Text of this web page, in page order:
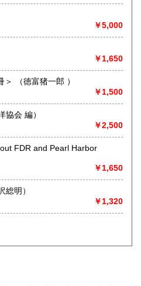
古典籍、趣味
￥5,000
￥1,650
国民的教養 ＜蘇峰叢書 第9冊＞ （徳富猪一郎 ）
￥1,500
※印あり （南洋協会 編）
￥2,500
FDR and Pearl Harbor
￥1,650
あり （鵜沢総明）
￥1,320